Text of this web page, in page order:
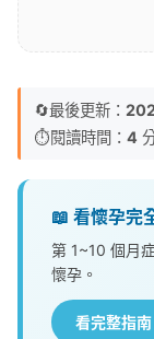
🔄最後更新：
⏱️閱讀時間： 4
📖 看懷孕完
第 1~10 個月
懷孕。
看完整指